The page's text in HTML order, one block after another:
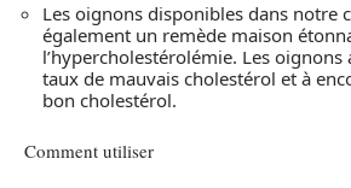
Les oignons disponibles dans notre
également un remède maison
l’hypercholestérolémie. Les
taux de mauvais cholestérol et à
bon cholestérol.
Comment utiliser